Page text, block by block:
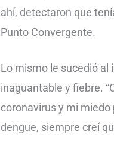
ahí, detectaron que
Punto Convergente.
Lo mismo le sucedió al
inaguantable y fiebre.
coronavirus y mi
dengue, siempre creí